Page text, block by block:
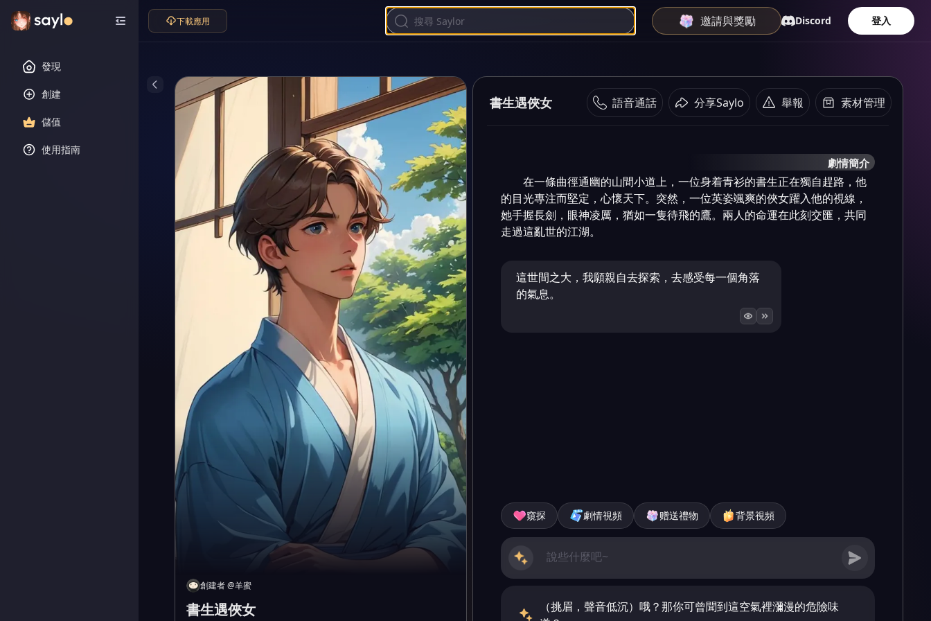
發現
創建
儲值
使用指南
下載應用 邀請與獎勵 Discord 登入
創建者@羊蜜
書生遇俠女
書生遇俠女 語音通話 分享Saylo 舉報 素材管理
劇情簡介
在一條曲徑通幽的山間小道上，一位身着青衫的書生正在獨自趕路，他
的目光專注而堅定，心懷天下。突然，一位英姿颯爽的俠女躍入他的視線，
她手握長劍，眼神凌厲，猶如一隻待飛的鷹。兩人的命運在此刻交匯，共同
走過這亂世的江湖。
這世間之大，我願親自去探索，去感受每一個角落
的氣息。
窺探 劇情視頻 赠送禮物 背景視頻
（挑眉，聲音低沉）哦？那你可曾聞到這空氣裡瀰漫的危險味